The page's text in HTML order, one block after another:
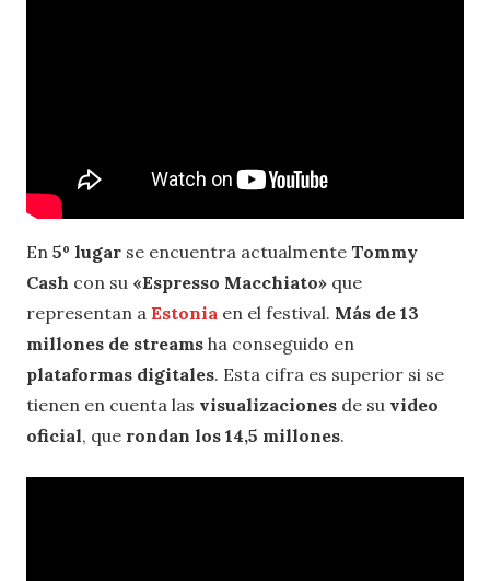
En 5º lugar se encuentra actualmente Tommy
Cash con su «Espresso Macchiato» que
representan a Estonia en el festival. Más de 13
millones de streams ha conseguido en
plataformas digitales. Esta cifra es superior si se
tienen en cuenta las visualizaciones de su video
oficial, que rondan los 14,5 millones.